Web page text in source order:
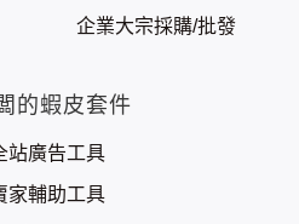
企業大宗採購/批發
的蝦皮套件
站廣告工具
家輔助工具